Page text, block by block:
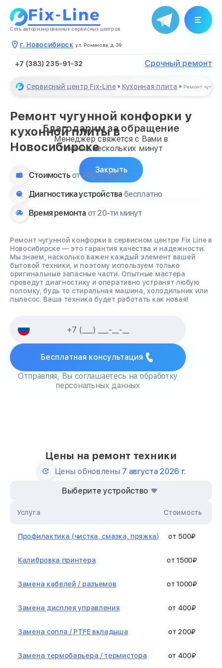
Сеть авторизированных сервисных центров
г. Новосибирск ул. Романова, д. 39
+7 (383) 235-91-32 Срочный ремонт
Сервисный центр Fix-Line Кухонная плита Ремонт
Ремонт чугунной конфорки у
кухонной плиты в
Новосибирске
Стоимость от 350 рублей
Диагностика устройства бесплатно
Время ремонта от 20-ти минут
Ремонт чугунной конфорки в сервисном центре Fix Line в
Новосибирске — это гарантия качества и надежности.
Мы знаем, насколько важен каждый элемент вашей
бытовой техники, и поэтому используем только
оригинальные запасные части. Опытные мастера
проведут диагностику и оперативно устранят любую
поломку, будь то стиральная машина, холодильник или
пылесос. Ваша техника будет работать как новая!
Бесплатная консультация
Отправляя, Вы соглашаетесь на обработку
персональных данных
Цены на ремонт техники
Цены обновлены 7 августа 2026 г.
Выберите устройство
Услуга Стоимость
Профилактика (чистка, смазка, пряжка) от 500₽
Калибровка принтера от 1500₽
Замена кабелей / разъемов от 1000₽
Замена дисплея управления от 400₽
Замена сопла / PTFE вкладыша от 200₽
Замена термобарьера / термистора от 400₽
Благодарим за обращение
Менеджер свяжется с Вами в
течение нескольких минут
Закрыть